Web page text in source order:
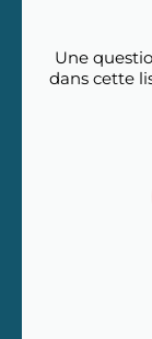
Une
dans cette